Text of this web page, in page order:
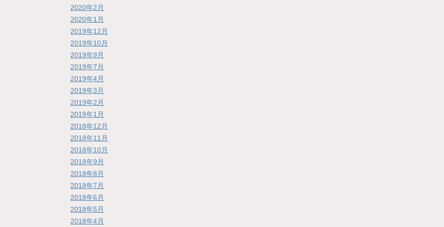
2020年2月
2020年1月
2019年12月
2019年10月
2019年9月
2019年7月
2019年4月
2019年3月
2019年2月
2019年1月
2018年12月
2018年11月
2018年10月
2018年9月
2018年8月
2018年7月
2018年6月
2018年5月
2018年4月